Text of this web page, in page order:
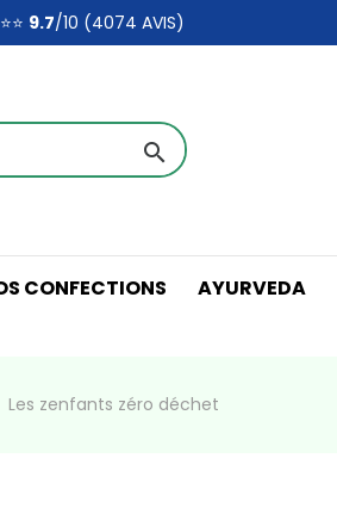
9.7/10 (4074 AVIS)
search
CONFECTIONS AYURVEDA
Les zenfants zéro déchet